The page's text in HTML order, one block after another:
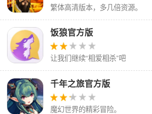
繁体高清版本，多几倍资源。
饭狼官方版
让我们继续“相爱相杀”吧
千年之旅官方版
魔幻世界的精彩冒险。